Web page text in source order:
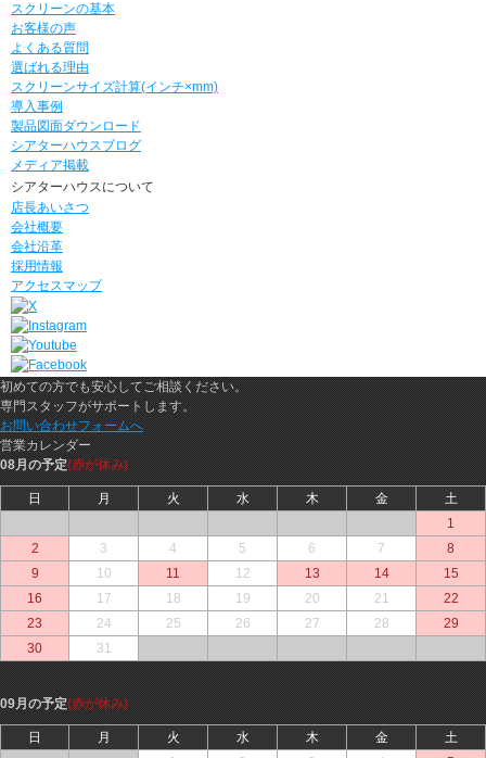
スクリーンの基本
お客様の声
よくある質問
選ばれる理由
スクリーンサイズ計算(インチ×mm)
導入事例
製品図面ダウンロード
シアターハウスブログ
メディア掲載
シアターハウスについて
店長あいさつ
会社概要
会社沿革
採用情報
アクセスマップ
初めての方でも安心してご相談ください。
専門スタッフがサポートします。
お問い合わせフォームへ
営業カレンダー
08月の予定(赤が休み)
日 月 火 水 木 金
土
1
2
3 4 5 6 7
8
9
10 11 12 13 14
15
16
17 18 19 20 21
22
23
24 25 26 27 28
29
30
31
09月の予定(赤が休み)
日 月 火 水 木 金
土